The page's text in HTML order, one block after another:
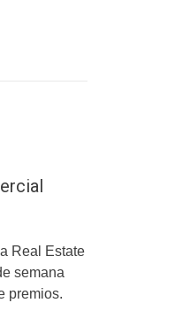
Real Estate
semana
premios.